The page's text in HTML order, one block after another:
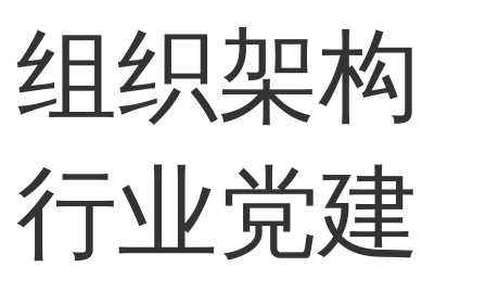
组织架构
行业党建